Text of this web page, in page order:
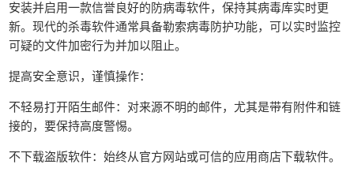
安装并启用一款信誉良好的防病毒软件，保持其病毒库实时更
新。现代的杀毒软件通常具备勒索病毒防护功能，可以实时监控
可疑的文件加密行为并加以阻止。
提高安全意识，谨慎操作：
不轻易打开陌生邮件：对来源不明的邮件，尤其是带有附件和链
接的，要保持高度警惕。
不下载盗版软件：始终从官方网站或可信的应用商店下载软件。